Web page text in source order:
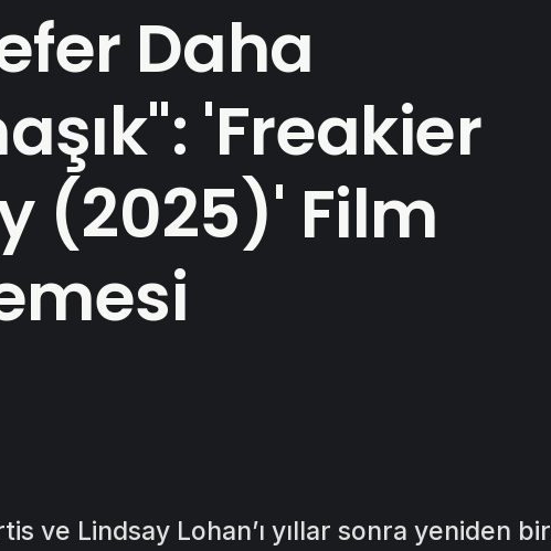
Daha
'Freakier
(2025)' Film
ve Lindsay Lohan’ı yıllar sonra yeniden